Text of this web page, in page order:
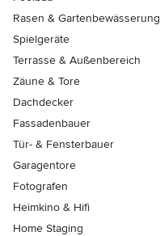
Rasen & Gartenbewässerung
Spielgeräte
Terrasse & Außenbereich
Zäune & Tore
Dachdecker
Fassadenbauer
Tür- & Fensterbauer
Garagentore
Fotografen
Heimkino & Hifi
Home Staging